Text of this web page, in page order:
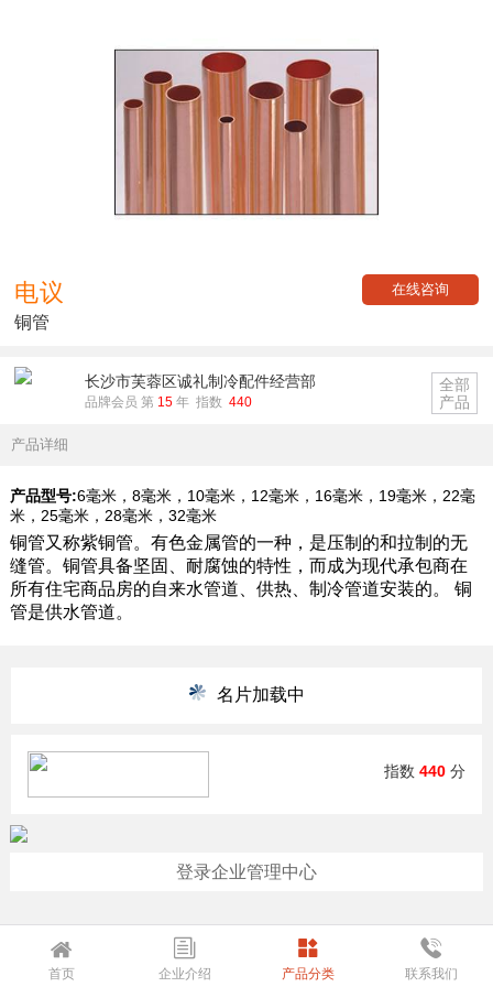
电议 在线咨询
铜管
长沙市芙蓉区诚礼制冷配件经营部
品牌会员 第 15 年 指数 440
全部
产品
产品详细
产品型号:6毫米，8毫米，10毫米，12毫米，16毫米，19毫米，22毫
米，25毫米，28毫米，32毫米
铜管又称紫铜管。有色金属管的一种，是压制的和拉制的无
缝管。铜管具备坚固、耐腐蚀的特性，而成为现代承包商在
所有住宅商品房的自来水管道、供热、制冷管道安装的。 铜
管是供水管道。
名片加载中
指数 440 分
登录企业管理中心
首页 企业介绍 产品分类 联系我们